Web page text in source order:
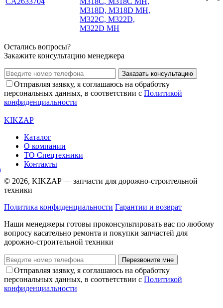
M318D, M318D MH,
M322C, M322D,
M322D MH
Остались вопросы?
Закажите консультацию менеджера
Заказать консультацию
Отправляя заявку, я соглашаюсь на обработку
персональных данных, в соответствии с Политикой
конфиденциальности
KIKZAP
Каталог
О компании
ТО Спецтехники
Контакты
© 2026, KIKZAP — запчасти для дорожно-строительной
техники
Политика конфиденциальности Гарантии и возврат
Наши менеджеры готовы проконсультировать вас по любому
вопросу касательно ремонта и покупки запчастей для
дорожно-строительной техники
Перезвоните мне
Отправляя заявку, я соглашаюсь на обработку
персональных данных, в соответствии с Политикой
конфиденциальности